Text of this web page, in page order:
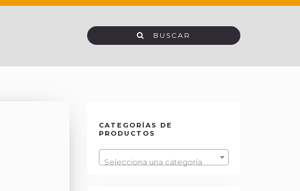
BUSCAR
CATEGORÍAS DE
PRODUCTOS
Selecciona una categoría